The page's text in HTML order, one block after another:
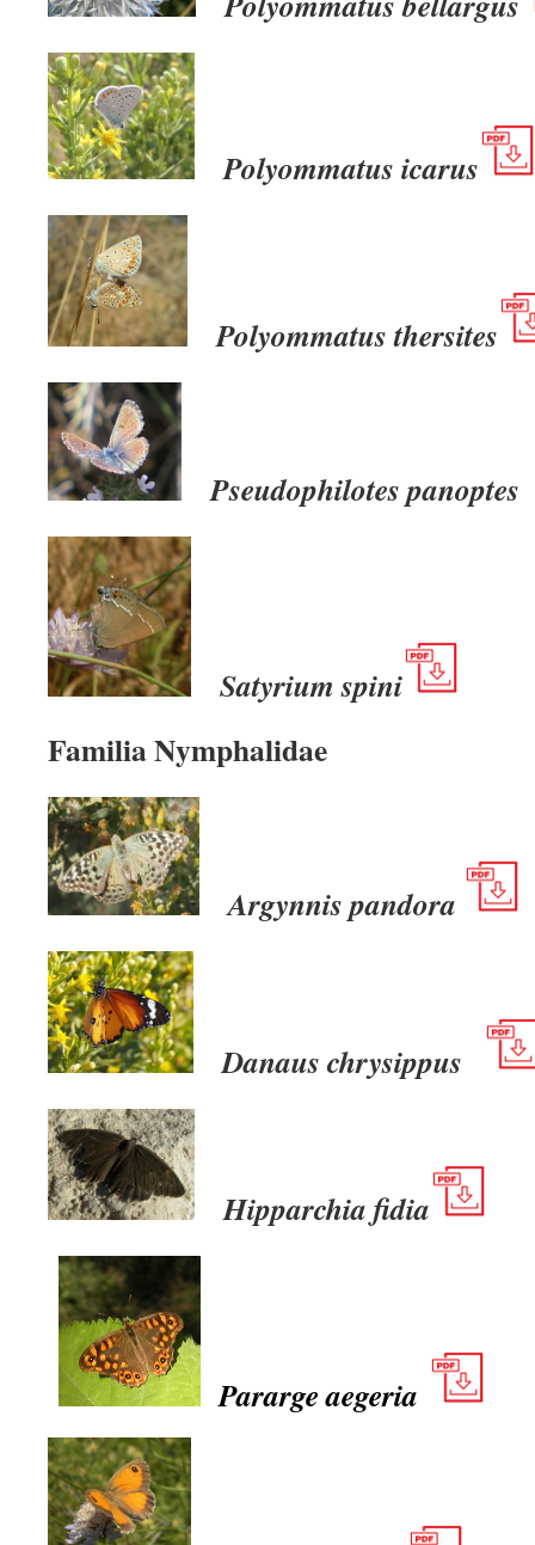
Polyommatus icarus
Polyommatus thersites
Pseudophilotes
Satyrium spini
Familia Nymphalidae
Argynnis pandora
Danaus chrysippus
Hipparchia fidia
Pararge aegeria